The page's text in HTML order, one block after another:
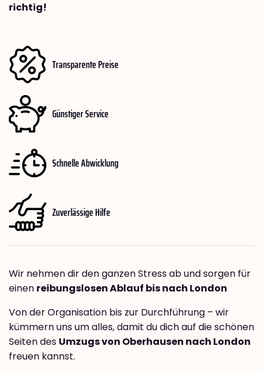
richtig!
Transparente Preise
Günstiger Service
Schnelle Abwicklung
Zuverlässige Hilfe
Wir nehmen dir den ganzen Stress ab und sorgen für
einen reibungslosen Ablauf bis nach London
Von der Organisation bis zur Durchführung – wir
kümmern uns um alles, damit du dich auf die schönen
Seiten des Umzugs von Oberhausen nach London
freuen kannst.